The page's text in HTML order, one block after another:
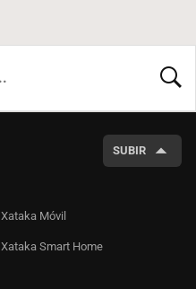
SUBIR
Xataka Móvil
Xataka Smart Home